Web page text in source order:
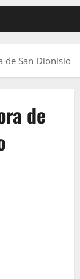
de San Dionisio
de